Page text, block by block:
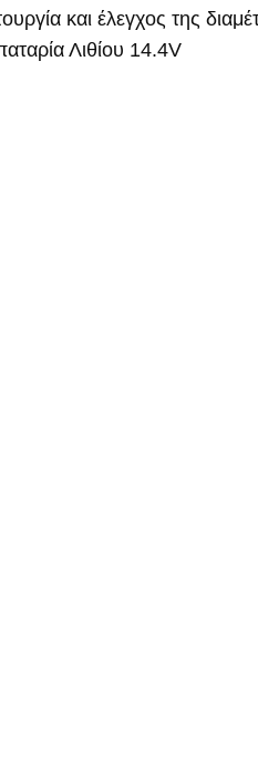
και έλεγχος της
Λιθίου 14.4V